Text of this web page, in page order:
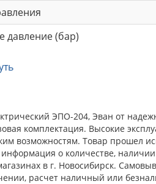
давление (бар)
ЭПО-204, Эван от
комплектация. Высокие
возможностям. Товар прошел
о количестве,
в г. Новосибирск.
расчет наличный или